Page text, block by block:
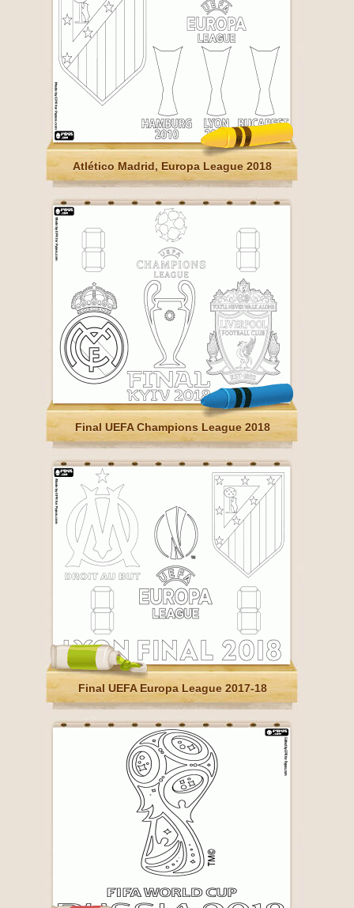
Atlético Madrid, Europa League 2018
Final UEFA Champions League 2018
Final UEFA Europa League 2017-18